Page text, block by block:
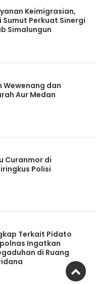
Keimigrasian,
Sumut Perkuat Sinergi
Simalungun
Wewenang dan
Aur Medan
Curanmor di
Polisi
Terkait Pidato
Ingatkan
di Ruang